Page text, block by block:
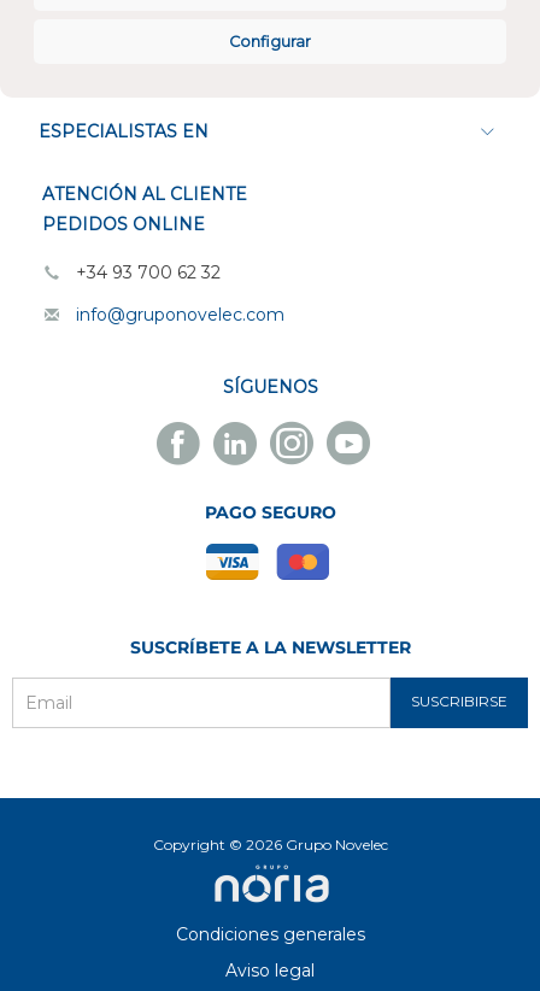
Configurar
ESPECIALISTAS EN
ATENCIÓN AL CLIENTE
PEDIDOS ONLINE
+34 93 700 62 32
info@gruponovelec.com
SÍGUENOS
Facebook
Novelec
Linkedin
Novelec
Instagram
Novelec
Youtube
Novelec
PAGO SEGURO
SUSCRÍBETE A LA NEWSLETTER
SUSCRIBIRSE
Copyright © 2026 Grupo Novelec
Condiciones generales
Aviso legal